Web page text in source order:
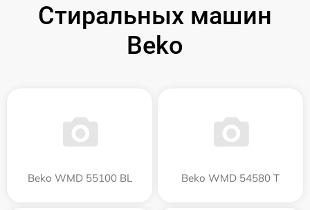
Стиральных машин
Beko
Beko WMD 55100 BL Beko WMD 54580 T